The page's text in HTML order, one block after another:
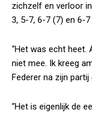
zichzelf en verloor
3, 5-7, 6-7 (7) en 6-7
“Het was echt heet.
niet mee. Ik kreeg
Federer na zijn
“Het is eigenlijk de